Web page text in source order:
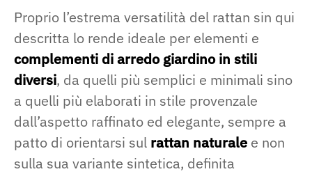
Proprio l’estrema versatilità del rattan sin qui
descritta lo rende ideale per elementi e
complementi di arredo giardino in stili
diversi, da quelli più semplici e minimali sino
a quelli più elaborati in stile provenzale
dall’aspetto raffinato ed elegante, sempre a
patto di orientarsi sul rattan naturale e non
sulla sua variante sintetica, definita